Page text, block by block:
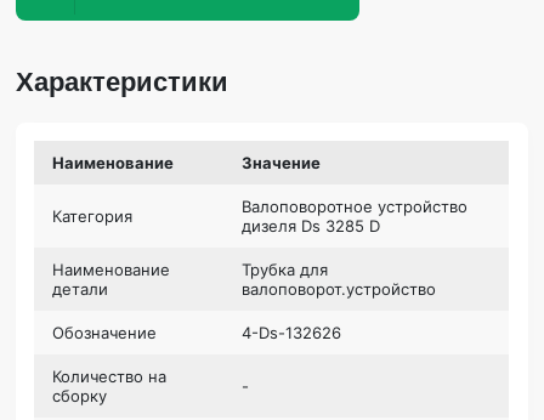
Характеристики
Наименование Значение
Категория
Валоповоротное устройство
дизеля Ds 3285 D
Наименование
детали
Трубка для
валоповорот.устройство
Обозначение 4-Ds-132626
Количество на
сборку
-